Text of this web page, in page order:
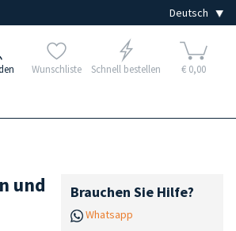
Wunschliste Schnell bestellen € 0,00
und
Brauchen Sie Hilfe?
Whatsapp